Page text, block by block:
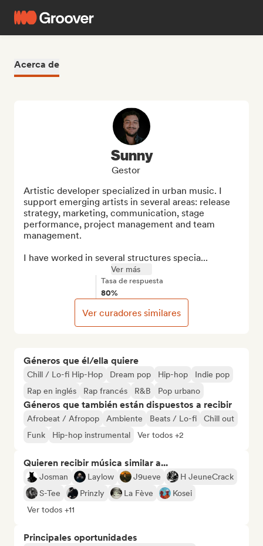
Acerca de
Géneros que él/ella quiere
Chill / Lo-fi Hip-Hop Dream pop Hip-hop
Indie pop
Rap en inglés
Rap francés R&B Pop urbano
Géneros que también están dispuestos a recibir
Afrobeat / Afropop Ambiente Beats / Lo-fi
Chill out
Funk
Hip-hop instrumental Ver todos +2
Quieren recibir música similar a...
Josman Laylow J9ueve
H JeuneCrack
S-Tee
Prinzly La Fève
Kosei
Ver todos +11
Principales oportunidades
Sunny
Gestor
Artistic developer specialized in urban music. I
support emerging artists in several areas: release
strategy, marketing, communication, stage
performance, project management and team
management.
I have worked in several structures specia...
Ver más
Tasa de respuesta
80%
Ver curadores similares